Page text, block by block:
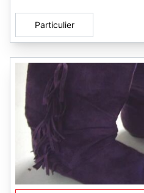
Particulier